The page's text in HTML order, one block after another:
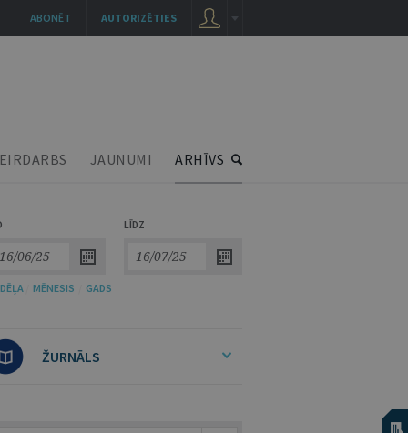
JAUNUMI ARHĪVS
LĪDZ
MĒNESIS GADS
ŽURNĀLS
AUTORIZĒTIES
ABONĒT